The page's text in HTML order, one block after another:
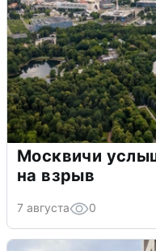
Москвичи
на взрыв
7 августа 0